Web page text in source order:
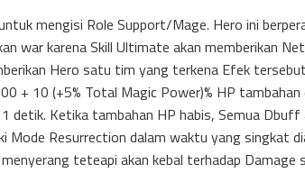
mengisi Role Support/Mage. Hero ini
war karena Skill Ultimate akan memberikan
Hero satu tim yang terkena Efek
+ 10 (+5% Total Magic Power)% HP
detik. Ketika tambahan HP habis, Semua Dbuff
Mode Resurrection dalam waktu yang singkat
teteapi akan kebal terhadap Damage